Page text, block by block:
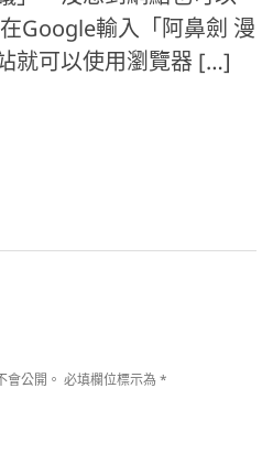
Google輸入「阿鼻劍 漫
就可以使用瀏覽器 […]
會公開。 必填欄位標示為 *